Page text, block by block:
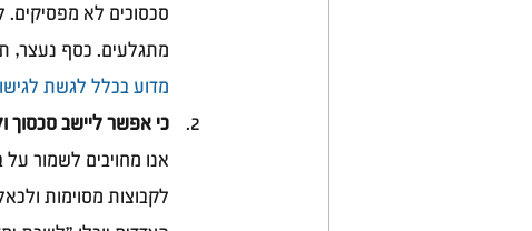
סכסוכים לא מפסיקים.
מתגלעים. כסף נעצר,
מדוע בכלל לגשת
כי אפשר ליישב סכסוך
אנו מחויבים לשמור על
לקבוצות מסוימות